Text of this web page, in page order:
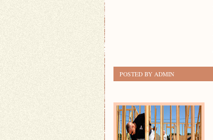
POSTED BY ADMIN